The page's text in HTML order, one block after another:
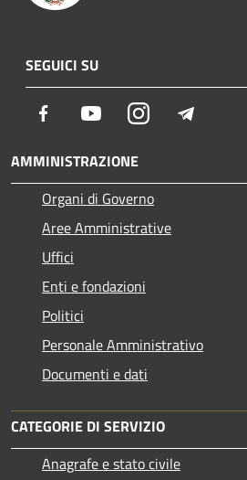
SEGUICI SU
Facebook YoutubeInstagram
AMMINISTRAZIONE
Organi di Governo
Aree Amministrative
Uffici
Enti e fondazioni
Politici
Personale Amministrativo
Documenti e dati
CATEGORIE DI SERVIZIO
Anagrafe e stato civile